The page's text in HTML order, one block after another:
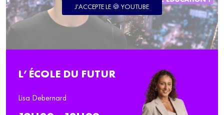
J'ACCEPTE LE 🍪 YOUTUBE
L’ÉCOLE DU FUTUR
Lisa Debernard